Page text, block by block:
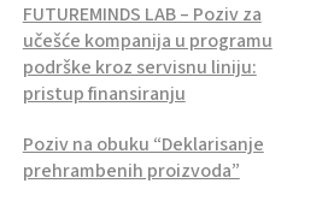
FUTUREMINDS LAB – Poziv za
učešće kompanija u programu
podrške kroz servisnu liniju:
pristup finansiranju
Poziv na obuku “Deklarisanje
prehrambenih proizvoda”